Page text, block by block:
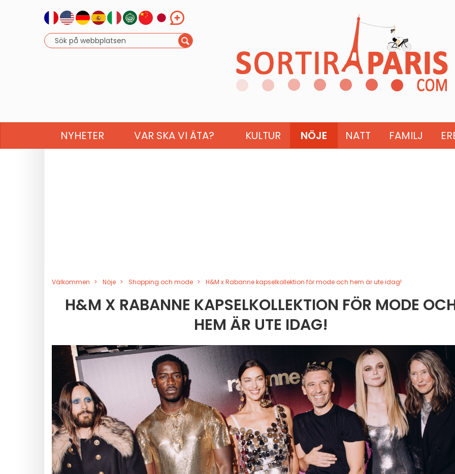
NYHETER VAR SKA VI ÄTA? KULTUR NÖJE NATT FAMILJ
Välkommen Nöje Shopping och mode H&M x Rabanne kapselkollektion för mode och hem är ute idag!
H&M X RABANNE KAPSELKOLLEKTION FÖR MODE
HEM ÄR UTE IDAG!